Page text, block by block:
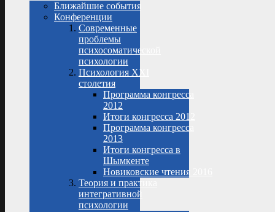
Ближайшие события
Конференции
Современные
проблемы
психосоматической
психологии
Психология XXI
столетия
Программа конгресса
2012
Итоги конгресса 2012
Программа конгресса
2013
Итоги конгресса в
Шымкенте
Новиковские чтения 2016
Теория и практика
интегративной
психологии